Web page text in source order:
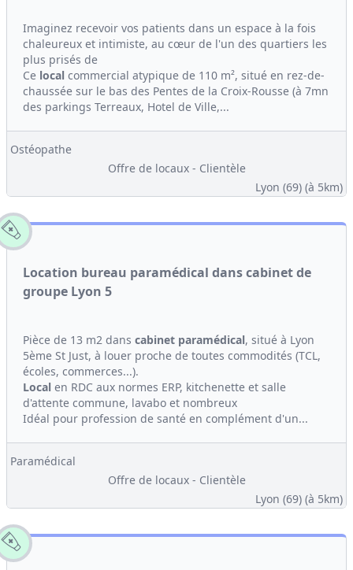
Imaginez recevoir vos patients dans un espace à la fois
chaleureux et intimiste, au cœur de l'un des quartiers les
plus prisés de
Ce local commercial atypique de 110 m², situé en rez-de-
chaussée sur le bas des Pentes de la Croix-Rousse (à 7mn
des parkings Terreaux, Hotel de Ville,...
Ostéopathe
Offre de locaux - Clientèle
Lyon (69) (à 5km)
Location bureau paramédical dans cabinet de
groupe Lyon 5
Pièce de 13 m2 dans cabinet paramédical, situé à Lyon
5ème St Just, à louer proche de toutes commodités (TCL,
écoles, commerces...).
Local en RDC aux normes ERP, kitchenette et salle
d'attente commune, lavabo et nombreux
Idéal pour profession de santé en complément d'un...
Paramédical
Offre de locaux - Clientèle
Lyon (69) (à 5km)